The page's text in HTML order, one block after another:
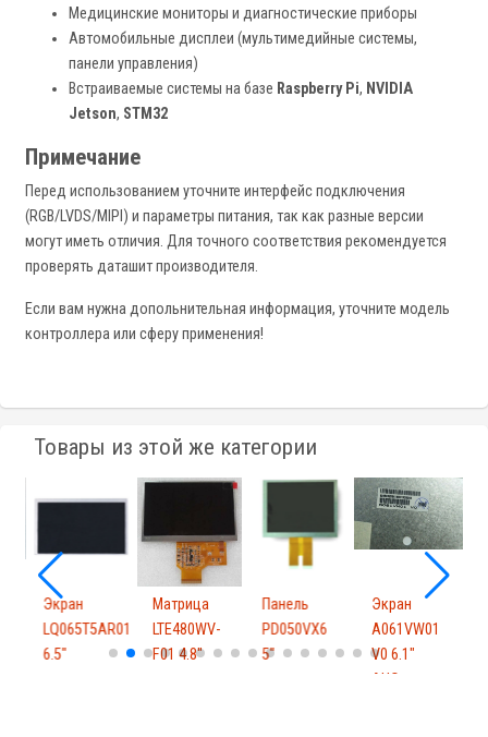
Медицинские мониторы и диагностические приборы
Автомобильные дисплеи (мультимедийные системы,
панели управления)
Встраиваемые системы на базе Raspberry Pi, NVIDIA
Jetson, STM32
Примечание
Перед использованием уточните интерфейс подключения
(RGB/LVDS/MIPI) и параметры питания, так как разные версии
могут иметь отличия. Для точного соответствия рекомендуется
проверять даташит производителя.
Если вам нужна допольнительная информация, уточните модель
контроллера или сферу применения!
Товары из этой же категории
Экран
LQ065T5AR01
6.5"
Матрица
LTE480WV-
F01 4.8"
Панель
PD050VX6
5"
Экран
A061VW01
V0 6.1"
AUO